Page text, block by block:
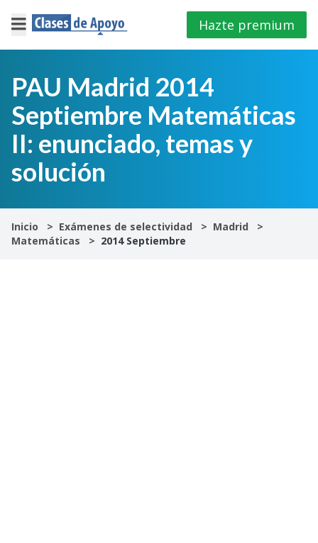
×
Iniciar
sesión
4º
E.S.O
1º
Bachillerato
Hazte premium
PAU Madrid 2014
Septiembre Matemáticas
II: enunciado, temas y
solución
Inicio Exámenes de selectividad
Madrid
Matemáticas
2014 Septiembre